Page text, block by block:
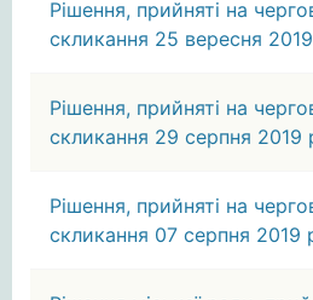
Рішення, прийняті на
скликання 25 вересня
Рішення, прийняті на
скликання 29 серпня 2019
Рішення, прийняті на
скликання 07 серпня 2019